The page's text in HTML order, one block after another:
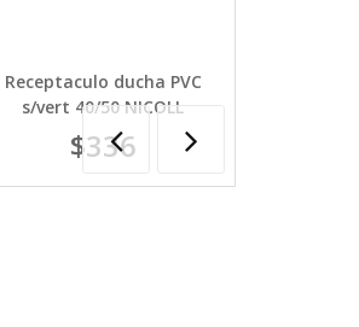
Receptaculo ducha PVC
s/vert 40/50 NICOLL
$336